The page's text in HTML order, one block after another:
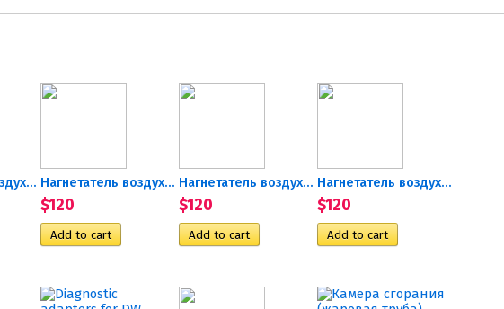
Нагнетатель воздуха 12В... Нагнетатель воздуха 24В (...
$120
Нагнетатель воздуха 24В...
$120
Нагнетатель воздуха 24В М-5...
$120